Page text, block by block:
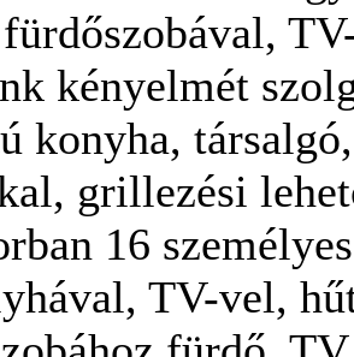
kényelmét
konyha,
grillezési
16
TV-vel,